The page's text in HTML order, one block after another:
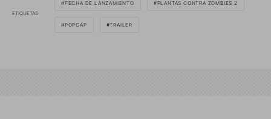
ETIQUETAS
FECHA DE LANZAMIENTO PLANTAS CONTRA ZOMBIES 2
POPCAP TRAILER